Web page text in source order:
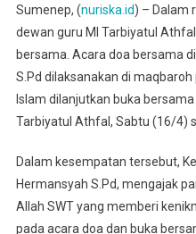
Sumenep, (nuriska.id) – Dalam
dewan guru MI Tarbiyatul
bersama. Acara doa bersama
S.Pd dilaksanakan di
Islam dilanjutkan buka
Tarbiyatul Athfal, Sabtu (16/4)
Dalam kesempatan tersebut,
Hermansyah S.Pd, mengajak
Allah SWT yang memberi
pada acara doa dan buka